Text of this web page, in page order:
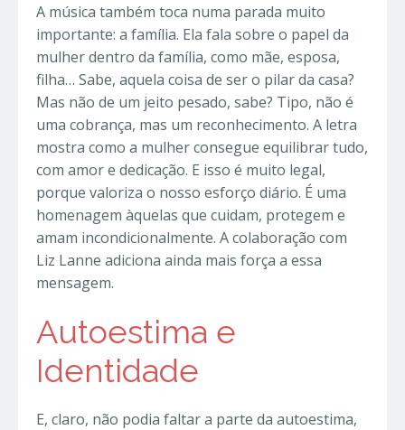
A música também toca numa parada muito
importante: a família. Ela fala sobre o papel da
mulher dentro da família, como mãe, esposa,
filha… Sabe, aquela coisa de ser o pilar da casa?
Mas não de um jeito pesado, sabe? Tipo, não é
uma cobrança, mas um reconhecimento. A letra
mostra como a mulher consegue equilibrar tudo,
com amor e dedicação. E isso é muito legal,
porque valoriza o nosso esforço diário. É uma
homenagem àquelas que cuidam, protegem e
amam incondicionalmente. A colaboração com
Liz Lanne adiciona ainda mais força a essa
mensagem.
Autoestima e
Identidade
E, claro, não podia faltar a parte da autoestima,